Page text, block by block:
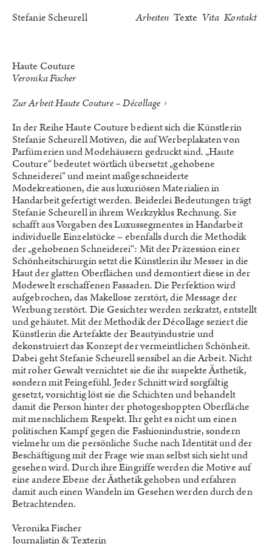
Stefanie Scheurell Arbeiten Texte Vita Kontakt
Haute Couture
Veronika Fischer
Zur Arbeit Haute Couture – Décollage ›
In der Reihe Haute Couture bedient sich die Künstlerin
Stefanie Scheurell Motiven, die auf Werbeplakaten von
Parfümerien und Modehäusern gedruckt sind. „Haute
Couture“ bedeutet wörtlich übersetzt „gehobene
Schneiderei“ und meint maßgeschneiderte
Modekreationen, die aus luxuriösen Materialien in
Handarbeit gefertigt werden. Beiderlei Bedeutungen trägt
Stefanie Scheurell in ihrem Werkzyklus Rechnung. Sie
schafft aus Vorgaben des Luxussegmentes in Handarbeit
individuelle Einzelstücke – ebenfalls durch die Methodik
der „gehobenen Schneiderei“: Mit der Präzession einer
Schönheitschirurgin setzt die Künstlerin ihr Messer in die
Haut der glatten Oberflächen und demontiert diese in der
Modewelt erschaffenen Fassaden. Die Perfektion wird
aufgebrochen, das Makellose zerstört, die Message der
Werbung zerstört. Die Gesichter werden zerkratzt, entstellt
und gehäutet. Mit der Methodik der Décollage seziert die
Künstlerin die Artefakte der Beautyindustrie und
dekonstruiert das Konzept der vermeintlichen Schönheit.
Dabei geht Stefanie Scheurell sensibel an die Arbeit. Nicht
mit roher Gewalt vernichtet sie die ihr suspekte Ästhetik,
sondern mit Feingefühl. Jeder Schnitt wird sorgfältig
gesetzt, vorsichtig löst sie die Schichten und behandelt
damit die Person hinter der photogeshoppten Oberfläche
mit menschlichem Respekt. Ihr geht es nicht um einen
politischen Kampf gegen die Fashionindustrie, sondern
vielmehr um die persönliche Suche nach Identität und der
Beschäftigung mit der Frage wie man selbst sich sieht und
gesehen wird. Durch ihre Eingriffe werden die Motive auf
eine andere Ebene der Ästhetik gehoben und erfahren
damit auch einen Wandeln im Gesehen werden durch den
Betrachtenden.
Veronika Fischer
Journalistin & Texterin